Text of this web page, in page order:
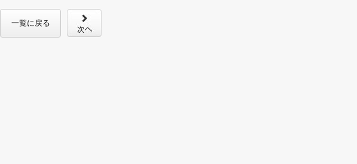
一覧に戻る